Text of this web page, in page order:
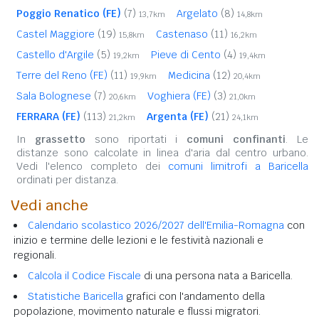
Poggio Renatico (FE) (7) 13,7km Argelato (8) 14,8km
Castel Maggiore (19) 15,8km Castenaso (11) 16,2km
Castello d'Argile (5) 19,2km Pieve di Cento (4) 19,4km
Terre del Reno (FE) (11) 19,9km Medicina (12) 20,4km
Sala Bolognese (7) 20,6km Voghiera (FE) (3) 21,0km
FERRARA (FE) (113) 21,2km Argenta (FE) (21) 24,1km
In grassetto sono riportati i comuni confinanti. Le
distanze sono calcolate in linea d'aria dal centro urbano.
Vedi l'elenco completo dei comuni limitrofi a Baricella
ordinati per distanza.
Vedi anche
Calendario scolastico 2026/2027 dell'Emilia-Romagna con
inizio e termine delle lezioni e le festività nazionali e
regionali.
Calcola il Codice Fiscale di una persona nata a Baricella.
Statistiche Baricella grafici con l'andamento della
popolazione, movimento naturale e flussi migratori.